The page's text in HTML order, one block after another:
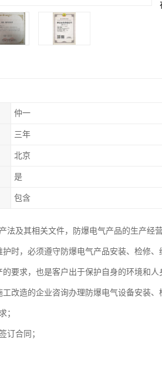
仲一
三年
北京
是
包含
法及其相关文件，防爆电气产品的生产经
护时，必须遵守防爆电气产品安装、检修
的要求，也是客户出于保护自身的环境和人
改造的企业咨询办理防爆电气设备安装
；
订合同；